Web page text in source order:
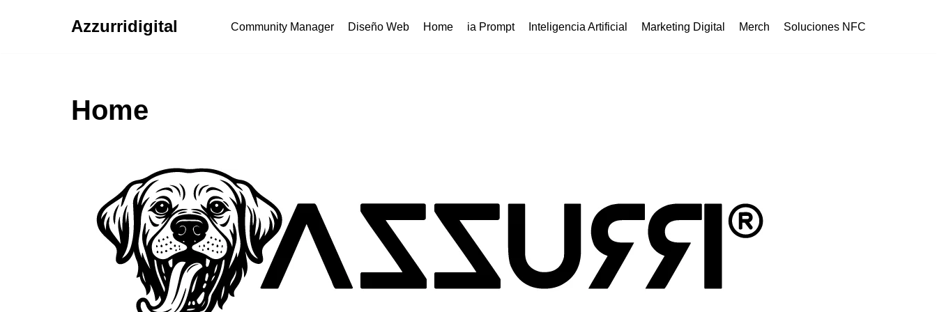
Azzurridigital Community Manager Diseño Web Home ia Prompt Inteligencia Artificial Marketing Digital Merch Soluciones NFC
Home